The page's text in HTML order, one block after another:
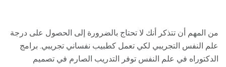
من المهم أن تتذكر أنك لا تحتاج بالضرورة إلى الحصول على درجة
علم النفس التجريبي لكي تعمل كطبيب نفساني تجريبي. برامج
الدكتوراه في علم النفس توفر التدريب الصارم في تصميم